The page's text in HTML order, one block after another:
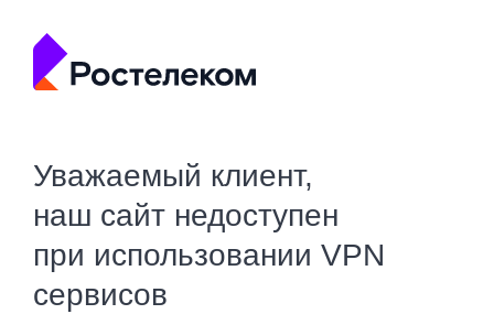
Уважаемый клиент,
наш сайт недоступен
при использовании VPN
сервисов